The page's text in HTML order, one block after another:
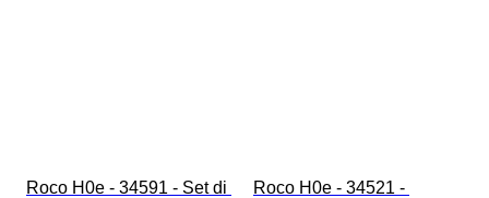
Roco H0e - 34591 - Set di
Roco H0e - 34521 -